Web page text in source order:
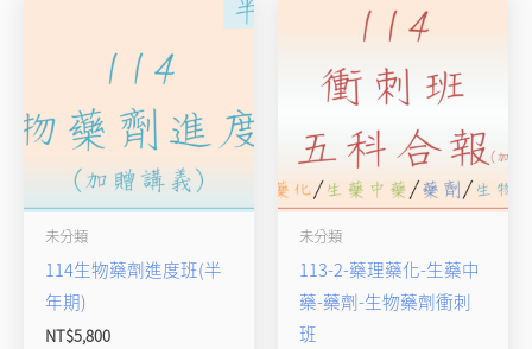
未分類
114生物藥劑進度班(半
年期)
NT$5,800
未分類
113-2-藥理藥化-生藥中
藥-藥劑-生物藥劑衝刺
班